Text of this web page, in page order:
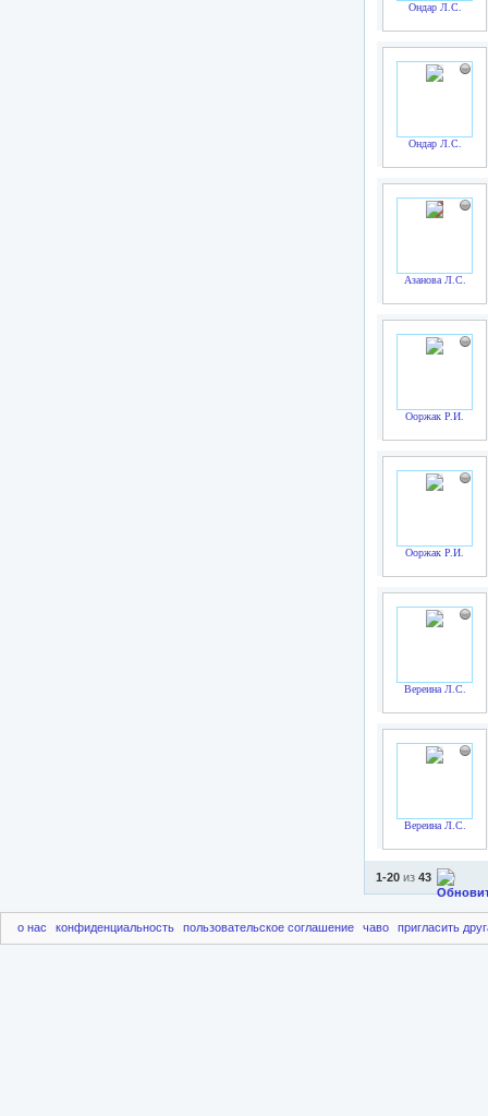
Ондар Л.С.
Ондар Л.С.
Азанова Л.С.
Ооржак Р.И.
Ооржак Р.И.
Вереина Л.С.
Вереина Л.С.
1-20 из 43
о нас конфиденциальность пользовательское соглашение чаво пригласить